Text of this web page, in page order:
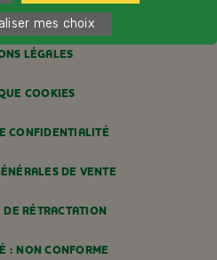
FAQ
LÉGALES
COOKIES
CONFIDENTIALITÉ
DE VENTE
RÉTRACTATION
: NON CONFORME
mes choix